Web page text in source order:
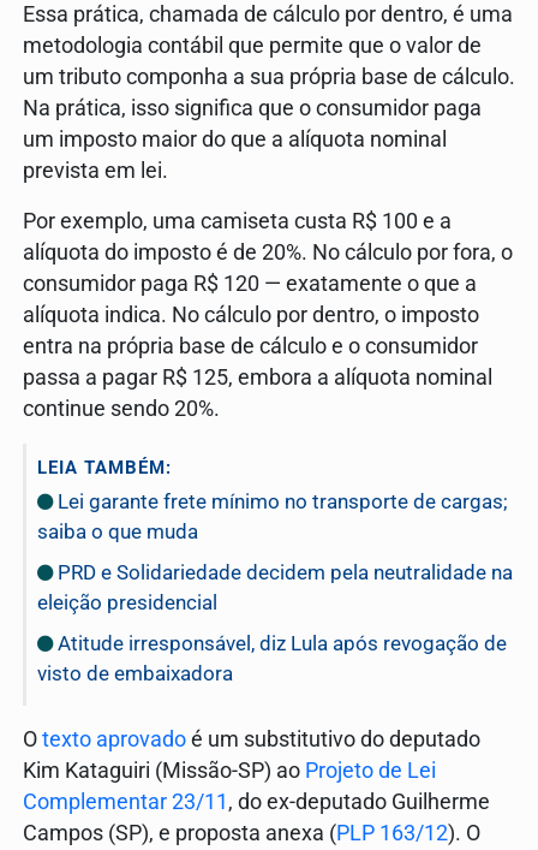
Essa prática, chamada de cálculo por dentro, é uma
metodologia contábil que permite que o valor de
um tributo componha a sua própria base de cálculo.
Na prática, isso significa que o consumidor paga
um imposto maior do que a alíquota nominal
prevista em lei.
Por exemplo, uma camiseta custa R$ 100 e a
alíquota do imposto é de 20%. No cálculo por fora, o
consumidor paga R$ 120 — exatamente o que a
alíquota indica. No cálculo por dentro, o imposto
entra na própria base de cálculo e o consumidor
passa a pagar R$ 125, embora a alíquota nominal
continue sendo 20%.
LEIA TAMBÉM:
Lei garante frete mínimo no transporte de cargas;
saiba o que muda
PRD e Solidariedade decidem pela neutralidade na
eleição presidencial
Atitude irresponsável, diz Lula após revogação de
visto de embaixadora
O texto aprovado é um substitutivo do deputado
Kim Kataguiri (Missão-SP) ao Projeto de Lei
Complementar 23/11 , do ex-deputado Guilherme
Campos (SP), e proposta anexa (PLP 163/12). O